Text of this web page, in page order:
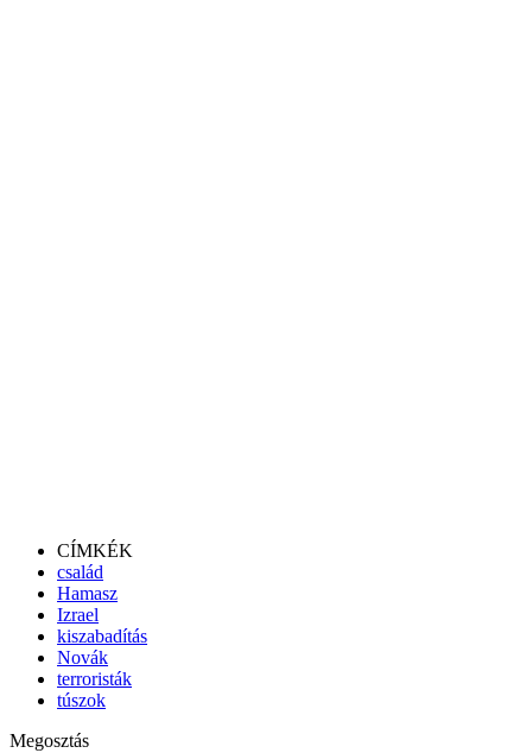
CÍMKÉK
család
Hamasz
Izrael
kiszabadítás
Novák
terroristák
túszok
Megosztás